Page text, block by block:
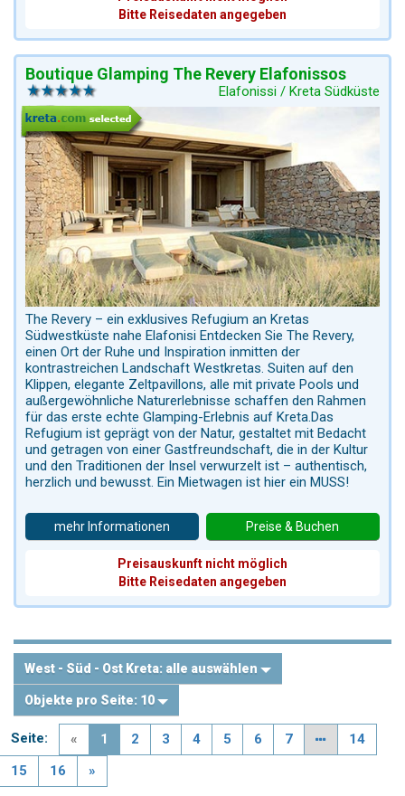
Bitte Reisedaten angegeben
Boutique Glamping The Revery Elafonissos
Elafonissi / Kreta Südküste
The Revery – ein exklusives Refugium an Kretas
Südwestküste nahe Elafonisi Entdecken Sie The Revery,
einen Ort der Ruhe und Inspiration inmitten der
kontrastreichen Landschaft Westkretas. Suiten auf den
Klippen, elegante Zeltpavillons, alle mit private Pools und
außergewöhnliche Naturerlebnisse schaffen den Rahmen
für das erste echte Glamping-Erlebnis auf Kreta.Das
Refugium ist geprägt von der Natur, gestaltet mit Bedacht
und getragen von einer Gastfreundschaft, die in der Kultur
und den Traditionen der Insel verwurzelt ist – authentisch,
herzlich und bewusst. Ein Mietwagen ist hier ein MUSS!
mehr Informationen
Preisauskunft nicht möglich
Bitte Reisedaten angegeben
Preise & Buchen
West - Süd - Ost Kreta: alle auswählen
Objekte pro Seite: 10
Seite: « 1 2 3 4 5 6 7
14
15
16 »